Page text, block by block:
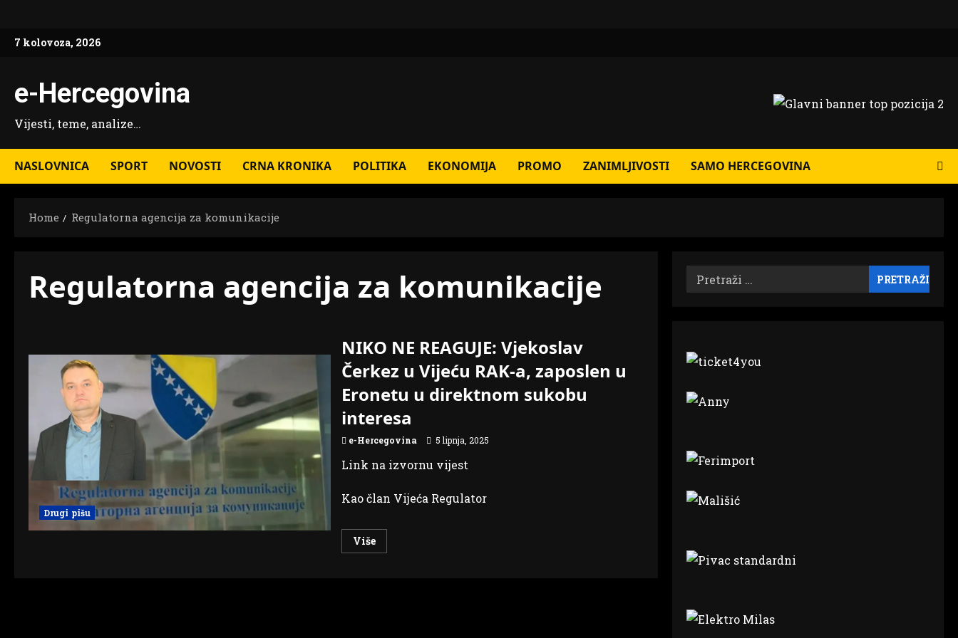
content
7 kolovoza, 2026
e-Hercegovina
Vijesti, teme, analize…
NASLOVNICA SPORT NOVOSTI CRNA KRONIKA POLITIKA EKONOMIJA PROMO ZANIMLJIVOSTI SAMO HERCEGOVINA
Home Regulatorna agencija za komunikacije
Regulatorna agencija za komunikacije
Drugi pišu
NIKO NE REAGUJE: Vjekoslav
Čerkez u Vijeću RAK-a, zaposlen u
Eronetu u direktnom sukobu
interesa
e-Hercegovina 5 lipnja, 2025
Link na izvornu vijest
Kao član Vijeća Regulator
VišeRead
more
Pretraži: